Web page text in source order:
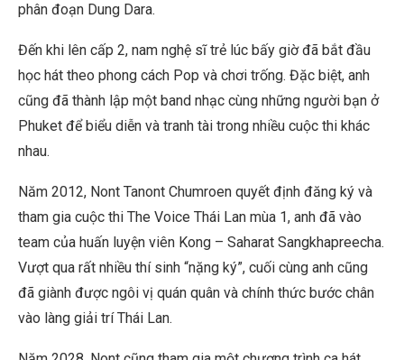
phân đoạn Dung Dara.
Đến khi lên cấp 2, nam nghệ sĩ trẻ lúc bấy giờ đã bắt đầu
học hát theo phong cách Pop và chơi trống. Đặc biệt, anh
cũng đã thành lập một band nhạc cùng những người bạn ở
Phuket để biểu diễn và tranh tài trong nhiều cuộc thi khác
nhau.
Năm 2012, Nont Tanont Chumroen quyết định đăng ký và
tham gia cuộc thi The Voice Thái Lan mùa 1, anh đã vào
team của huấn luyện viên Kong – Saharat Sangkhapreecha.
Vượt qua rất nhiều thí sinh “nặng ký”, cuối cùng anh cũng
đã giành được ngôi vị quán quân và chính thức bước chân
vào làng giải trí Thái Lan.